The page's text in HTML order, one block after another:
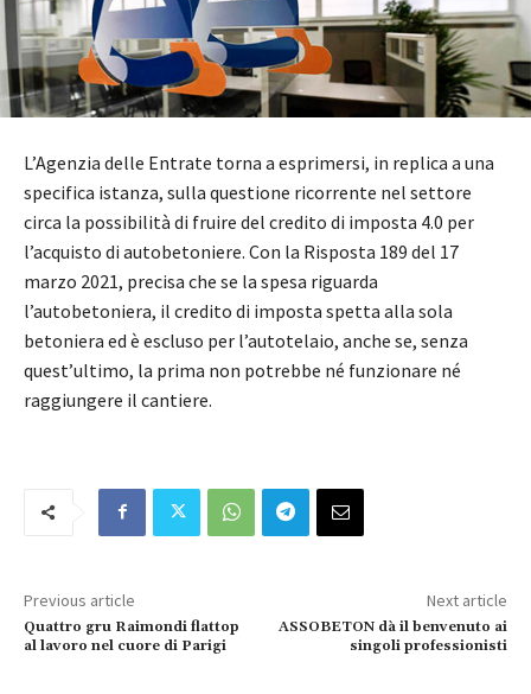
L’Agenzia delle Entrate torna a esprimersi, in replica a una
specifica istanza, sulla questione ricorrente nel settore
circa la possibilità di fruire del credito di imposta 4.0 per
l’acquisto di autobetoniere. Con la Risposta 189 del 17
marzo 2021, precisa che se la spesa riguarda
l’autobetoniera, il credito di imposta spetta alla sola
betoniera ed è escluso per l’autotelaio, anche se, senza
quest’ultimo, la prima non potrebbe né funzionare né
raggiungere il cantiere.
Previous article
Quattro gru Raimondi flattop
al lavoro nel cuore di Parigi
Next article
ASSOBETON dà il benvenuto ai
singoli professionisti